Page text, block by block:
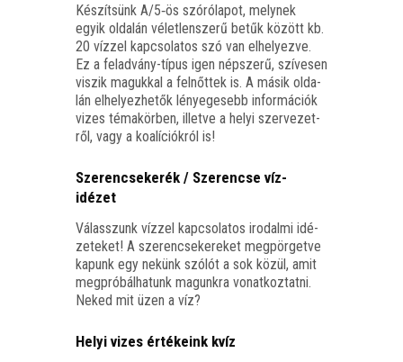
Készít­sünk A/5‑ös szó­ró­la­pot, mely­nek
egyik olda­lán vélet­len­sze­rű betűk között kb.
20 víz­zel kap­cso­la­tos szó van elhe­lyez­ve.
Ez a fel­ad­vány-típus igen nép­sze­rű, szí­ve­sen
viszik maguk­kal a fel­nőt­tek is. A másik olda­
lán elhe­lyez­he­tők lénye­ge­sebb infor­má­ci­ók
vizes téma­kör­ben, illet­ve a helyi szer­ve­zet­
ről, vagy a koa­lí­ci­ók­ról is!
Szerencsekerék / Szerencse víz-
idézet
Válasszunk víz­zel kap­cso­la­tos iro­dal­mi idé­
ze­te­ket! A sze­ren­cse­ke­re­ket meg­pör­get­ve
kapunk egy nekünk szó­lót a sok közül, amit
meg­pró­bál­ha­tunk magunk­ra vonat­koz­tat­ni.
Neked mit üzen a víz?
Helyi vizes értékeink kvíz